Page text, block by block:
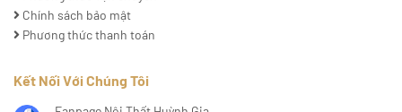
Chính sách bảo mật
Phương thức thanh toán
Kết Nối Với Chúng Tôi